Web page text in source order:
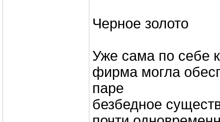
Черное золото
Уже сама по себе
фирма могла
паре
безбедное